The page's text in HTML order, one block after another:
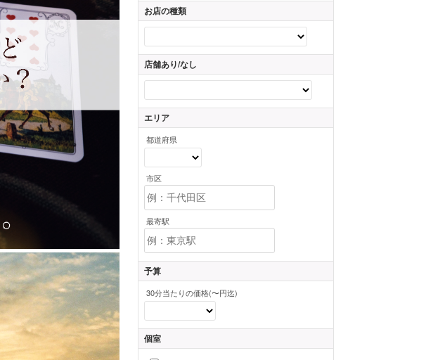
お店の種類
店舗あり/なし
エリア
都道府県
市区
最寄駅
予算
30分当たりの価格(〜円迄)
個室